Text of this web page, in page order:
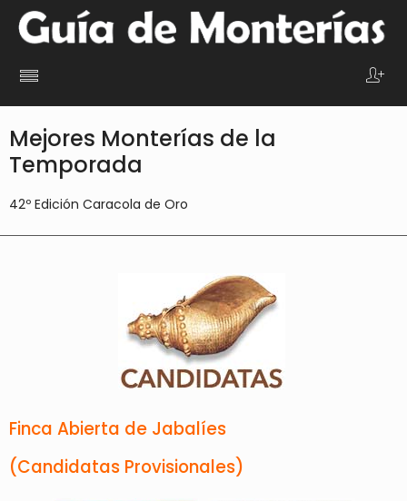
Mejores Monterías de la
Temporada
42º Edición Caracola de Oro
Finca Abierta de Jabalíes
(Candidatas Provisionales)